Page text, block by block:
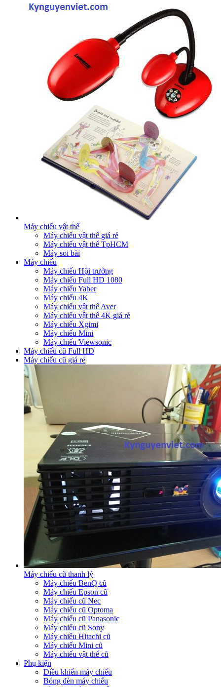
Máy chiếu vật thể
Máy chiếu vật thể giá rẻ
Máy chiếu vật thể TpHCM
Máy soi bài
Máy chiếu
Máy chiếu Hội trường
Máy chiếu Full HD 1080
Máy chiếu Yaber
Máy chiếu 4K
Máy chiếu vật thể Aver
Máy chiếu vật thể 4K giá rẻ
Máy chiếu Xgimi
Máy chiếu Mini
Máy chiếu Viewsonic
Máy chiếu cũ Full HD
Máy chiếu cũ giá rẻ
Máy chiếu cũ thanh lý
Máy chiếu BenQ cũ
Máy chiếu Epson cũ
Máy chiếu cũ Nec
Máy chiếu cũ Optoma
Máy chiếu cũ Panasonic
Máy chiếu cũ Sony
Máy chiếu Hitachi cũ
Máy chiếu Mini cũ
Máy chiếu vật thể cũ
Phụ kiện
Điều khiển máy chiếu
Bóng đèn máy chiếu